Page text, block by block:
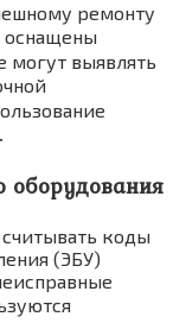
ремонту
оснащены
могут выявлять
оборудования
коды
(ЭБУ)